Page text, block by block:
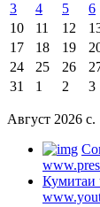
3
4 5 6
10
11 12
17
18 19
24
25 26
31
1 2 3
Август 2026 c.
Кумитаи